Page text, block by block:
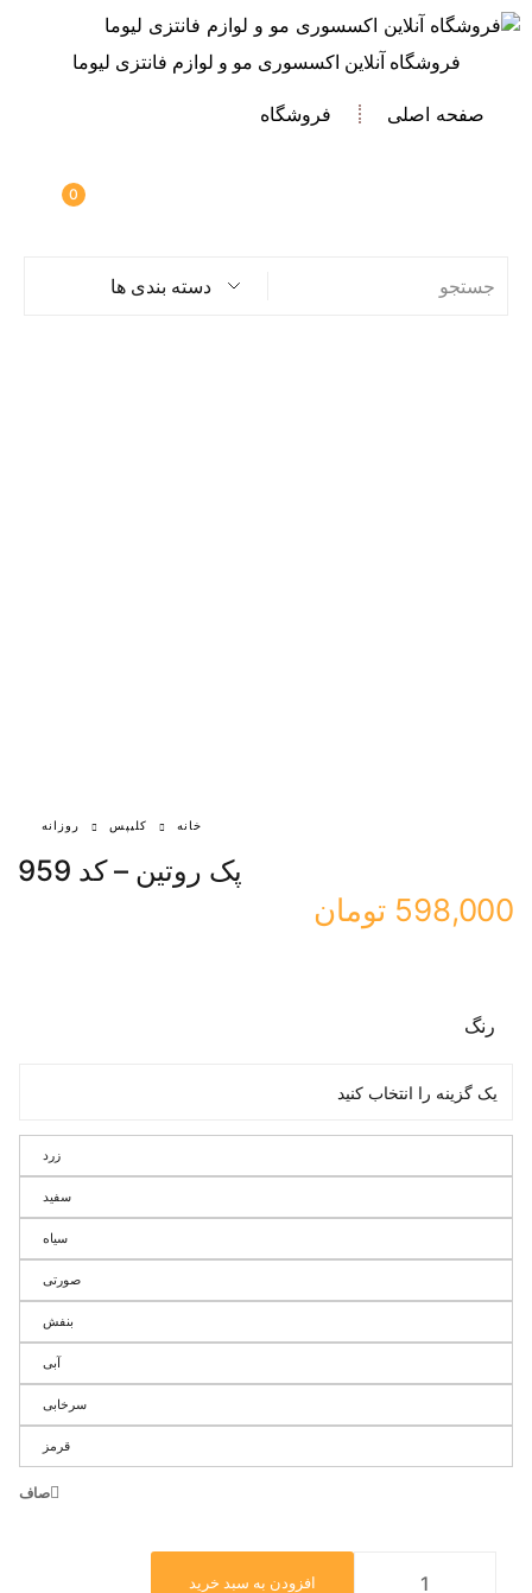
فروشگاه آنلاین اکسسوری مو و لوازم فانتزی لیوما
صفحه اصلی فروشگاه
0
دسته بندی ها
خانه کلیپس روزانه
پک روتین – کد 959
598,000 تومان
رنگ
زرد
سفید
سیاه
صورتی
بنفش
آبی
سرخابی
قرمز
صاف
افزودن به سبد خرید